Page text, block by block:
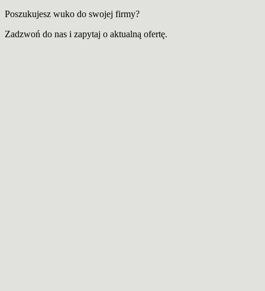
Poszukujesz wuko do swojej firmy?
Zadzwoń do nas i zapytaj o aktualną ofertę.